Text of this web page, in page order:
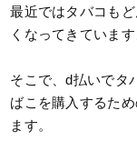
最近ではタバコも
くなってきています
そこで、d払いでタ
ばこを購入するた
ます。